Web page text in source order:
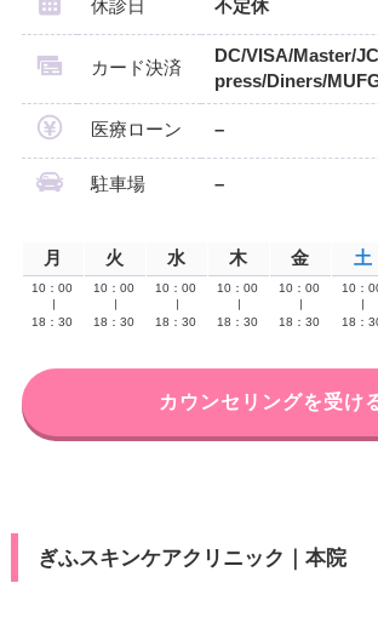
休診日 不定休
カード決済
DC/VISA/Master/
press/Diners/
医療ローン –
駐車場 –
月 火 水 木 金 土
10：00
18：30
10：00
18：30
10：00
18：30
10：00
18：30
10：00
18：30
10：
18：
カウンセリングを受け
ぎふスキンケアクリニック｜本院